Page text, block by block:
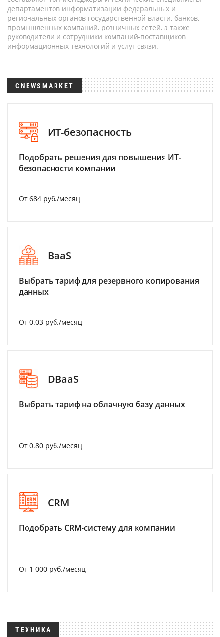
департаментов информатизации федеральных и
региональных органов государственной власти, банков,
промышленных компаний, розничных сетей, а также
руководители и сотрудники компаний-поставщиков
информационных технологий и услуг связи.
CNEWSMARKET
ИТ-безопасность
Подобрать решения для повышения ИТ-
безопасности компании
От 684 руб./месяц
BaaS
Выбрать тариф для резервного копирования
данных
От 0.03 руб./месяц
DBaaS
Выбрать тариф на облачную базу данных
От 0.80 руб./месяц
CRM
Подобрать CRM-систему для компании
От 1 000 руб./месяц
ТЕХНИКА